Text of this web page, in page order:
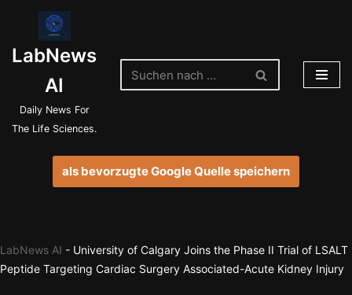
Inhalt
springen
LabNews
AI
Daily News For
The Life Sciences.
als bevorzugte Google Quelle speichern
LabNews AI - University of Calgary Joins the Phase II Trial of LSALT
Peptide Targeting Cardiac Surgery Associated-Acute Kidney Injury